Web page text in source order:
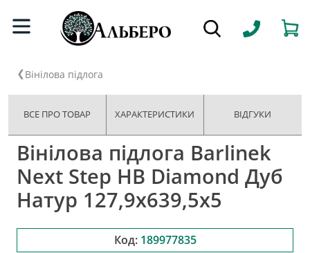
Вінілова підлога
ВСЕ ПРО ТОВАР ХАРАКТЕРИСТИКИ ВІДГУКИ
Вінілова підлога Barlinek
Next Step HB Diamond Дуб
Натур 127,9x639,5x5
Код: 189977835